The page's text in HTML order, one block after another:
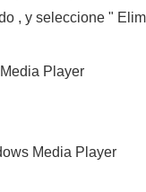
, y seleccione "
Player
Media Player